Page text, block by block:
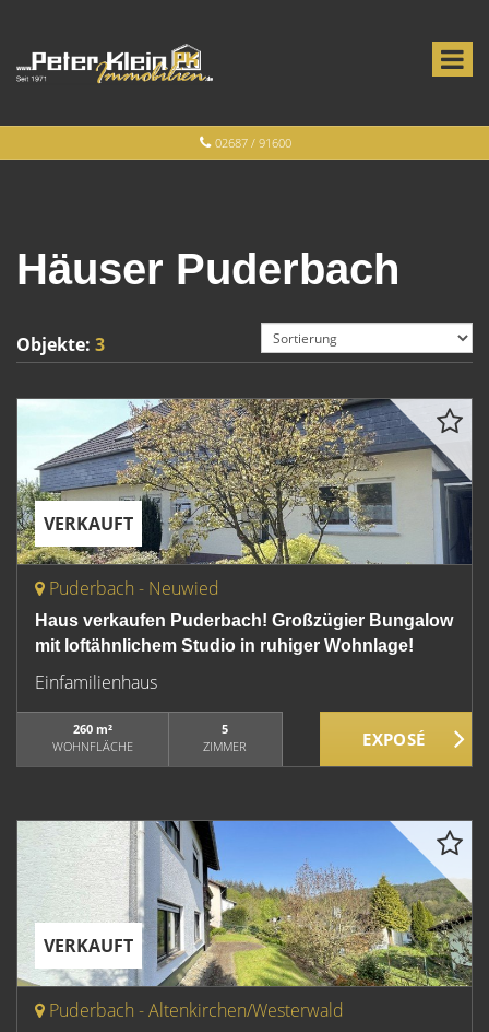
02687 / 91600
Häuser Puderbach
Objekte: 3
VERKAUFT
Puderbach - Neuwied
Haus verkaufen Puderbach! Großzügier Bungalow
mit loftähnlichem Studio in ruhiger Wohnlage!
Einfamilienhaus
260 m²
WOHNFLÄCHE
5
ZIMMER
VERKAUFT
Puderbach - Altenkirchen/Westerwald